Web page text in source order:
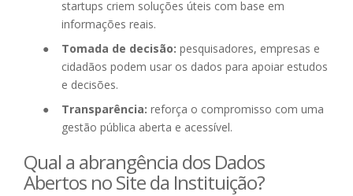
startups criem soluções úteis com base em
informações reais.
Tomada de decisão: pesquisadores, empresas e
cidadãos podem usar os dados para apoiar estudos
e decisões.
Transparência: reforça o compromisso com uma
gestão pública aberta e acessível.
Qual a abrangência dos Dados
Abertos no Site da Instituição?